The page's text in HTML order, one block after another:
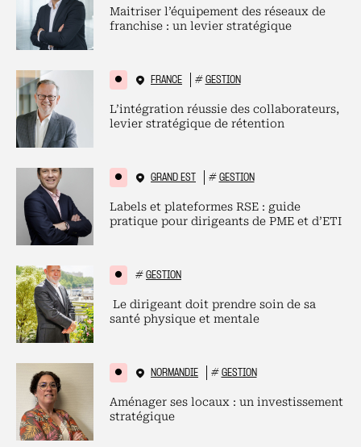
Maitriser l’équipement des réseaux de
franchise : un levier stratégique
FRANCE # GESTION
L’intégration réussie des collaborateurs,
levier stratégique de rétention
GRAND EST # GESTION
Labels et plateformes RSE : guide
pratique pour dirigeants de PME et d’ETI
# GESTION
Le dirigeant doit prendre soin de sa
santé physique et mentale
NORMANDIE # GESTION
Aménager ses locaux : un investissement
stratégique